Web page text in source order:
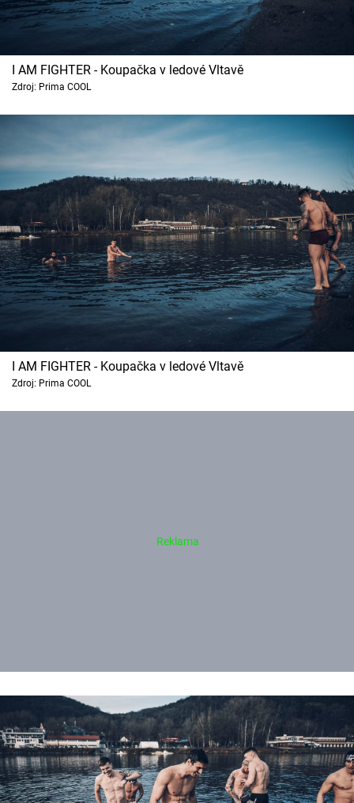
I AM FIGHTER - Koupačka v ledové Vltavě
Zdroj: Prima COOL
I AM FIGHTER - Koupačka v ledové Vltavě
Zdroj: Prima COOL